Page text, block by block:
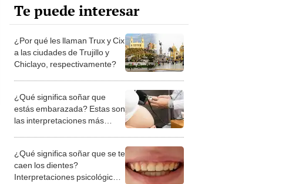
Te puede interesar
¿Por qué les llaman Trux y Cix
a las ciudades de Trujillo y
Chiclayo, respectivamente?
¿Qué significa soñar que
estás embarazada? Estas son
las interpretaciones más
¿Qué significa soñar que se te
caen los dientes?
Interpretaciones psicológicas